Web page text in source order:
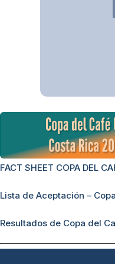
FACT SHEET COPA DEL
Lista de Aceptación –
Resultados de Copa del